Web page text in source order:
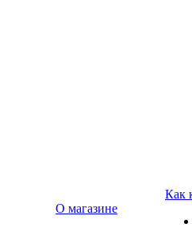
О магазине
Как